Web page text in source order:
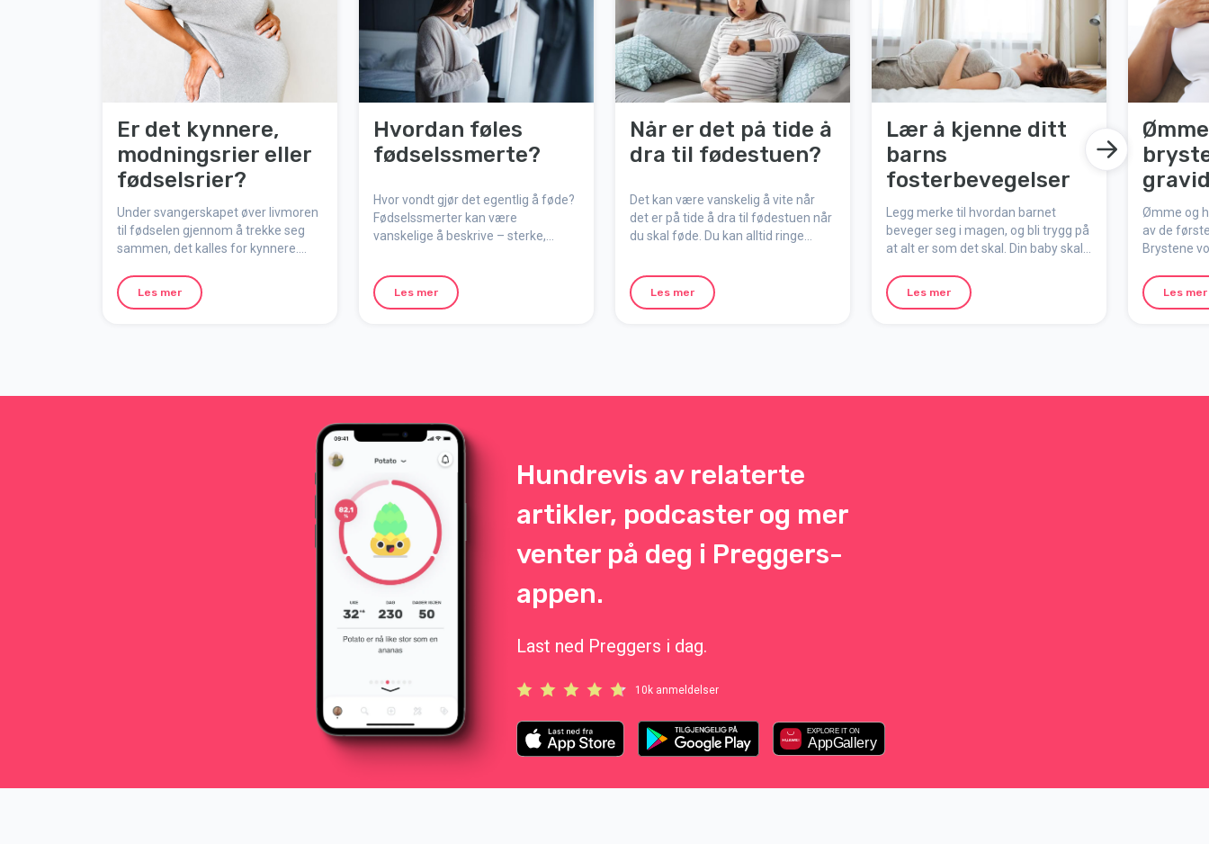
Er det kynnere,
modningsrier eller
fødselsrier?
Under svangerskapet øver livmoren
til fødselen gjennom å trekke seg
sammen, det kalles for kynnere.
modningsrier og fødselsrier?
Les mer
Hvordan føles
fødselssmerte?
Hvor vondt gjør det egentlig å føde?
Fødselssmerter kan være
vanskelige å beskrive – sterke,
midlertidige. Her forklarer vi hvordan
smerten føles, hvorfor den oppstår
Les mer
Når er det på tide å
dra til fødestuen?
Det kan være vanskelig å vite når
det er på tide å dra til fødestuen når
du skal føde. Du kan alltid ringe
Les mer
Lær å kjenne ditt
barns
fosterbevegelser
Legg merke til hvordan barnet
beveger seg i magen, og bli trygg på
at alt er som det skal. Din baby skal
fødselen.
Les mer
Ømme og
av de
Brystene
gå opp
du
Les mer
Hundrevis av relaterte
artikler, podcaster og mer
venter på deg i Preggers-
appen.
Last ned Preggers i dag.
10k anmeldelser